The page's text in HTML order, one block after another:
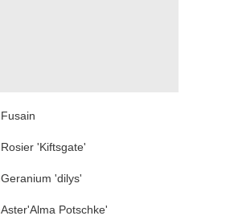
Fusain
Rosier 'Kiftsgate'
Geranium 'dilys'
Aster'Alma Potschke'